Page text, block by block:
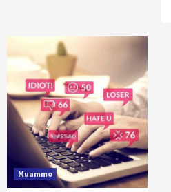
Muammo